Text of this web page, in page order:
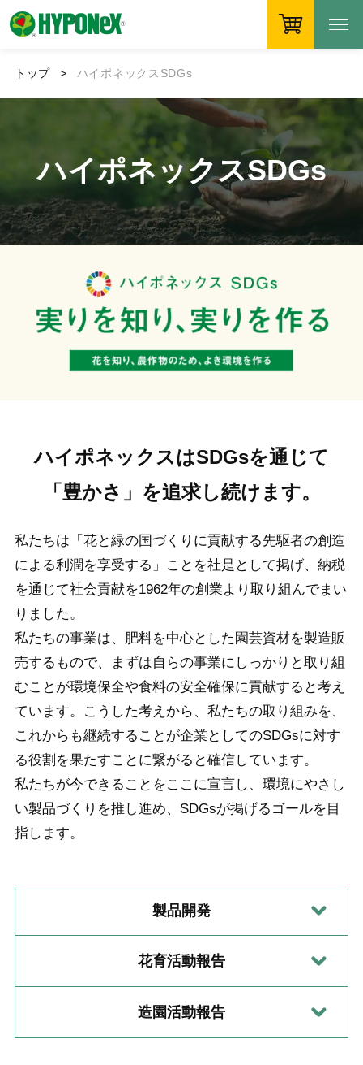
トップ ハイポネックスSDGs
ハイポネックスSDGs
ハイポネックスはSDGsを通じて
「豊かさ」を追求し続けます。
私たちは「花と緑の国づくりに貢献する先駆者の創造
による利潤を享受する」ことを社是として掲げ、 納税
を通じて社会貢献を1962年の創業より取り組んでまい
りました。
私たちの事業は、肥料を中心とした園芸資材を製造販
売するもので、まずは自らの事業にしっかりと取り組
むことが環境保全や食料の安全確保に貢献すると考え
ています。こうした考えから、私たちの取り組みを、
これからも継続することが企業としてのSDGsに対す
る役割を果たすことに繋がると確信しています。
私たちが今できることをここに宣言し、環境にやさし
い製品づくりを推し進め、SDGsが掲げるゴールを目
指します。
製品開発
花育活動報告
造園活動報告